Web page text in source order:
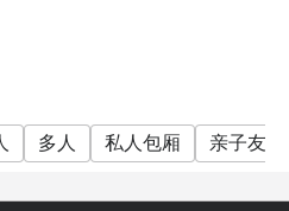
多人 私人包厢 亲子友善